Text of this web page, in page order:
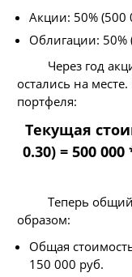
Акции: 50% (500
Облигации: 50%
Через год
остались на
портфеля:
Текущая
0.30) = 500 000
Теперь
образом:
Общая
150 000 руб.